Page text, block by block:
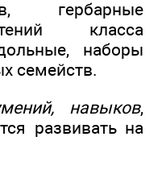
гербарные
класса
наборы
семейств.
навыков,
развивать на